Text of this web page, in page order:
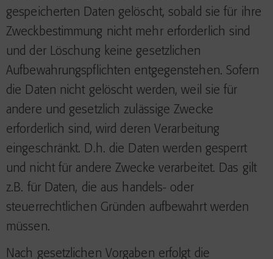
gespeicherten Daten gelöscht, sobald sie für ihre
Zweckbestimmung nicht mehr erforderlich sind
und der Löschung keine gesetzlichen
Aufbewahrungspflichten entgegenstehen. Sofern
die Daten nicht gelöscht werden, weil sie für
andere und gesetzlich zulässige Zwecke
erforderlich sind, wird deren Verarbeitung
eingeschränkt. D.h. die Daten werden gesperrt
und nicht für andere Zwecke verarbeitet. Das gilt
z.B. für Daten, die aus handels- oder
steuerrechtlichen Gründen aufbewahrt werden
müssen.
Nach gesetzlichen Vorgaben erfolgt die